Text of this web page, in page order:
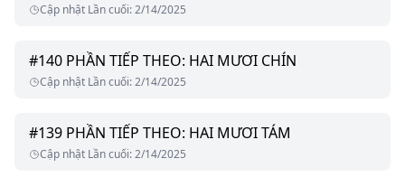
Cập nhật Lần cuối:2/14/2025
#140 PHẦN TIẾP THEO: HAI MƯƠI CHÍN
Cập nhật Lần cuối:2/14/2025
#139 PHẦN TIẾP THEO: HAI MƯƠI TÁM
Cập nhật Lần cuối:2/14/2025